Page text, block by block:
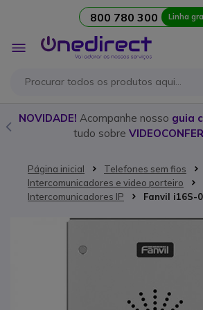
800 780 300 Linha
Alternar
Nav
NOVIDADE! Acompanhe nosso guia
tudo sobre
Página inicial
Telefones sem fios
Intercomunicadores e video porteiro
Intercomunicadores IP
Fanvil i16S-
Saltar para o final da Galeria de imagens